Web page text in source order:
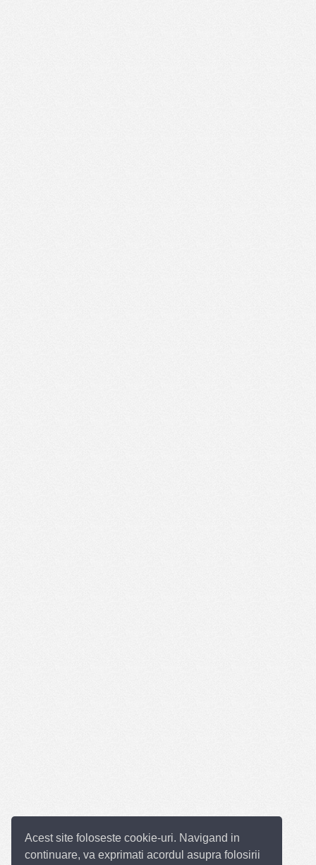
Acest site foloseste cookie-uri. Navigand in
continuare, va exprimati acordul asupra folosirii